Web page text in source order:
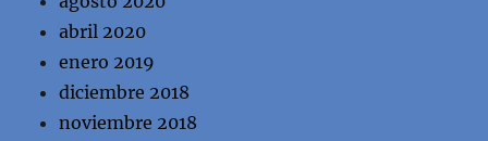
abril 2020
enero 2019
diciembre 2018
noviembre 2018